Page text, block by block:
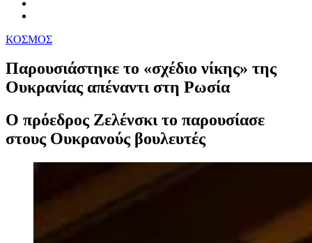
ΚΟΣΜΟΣ
Παρουσιάστηκε το «σχέδιο νίκης» της
Ουκρανίας απέναντι στη Ρωσία
Ο πρόεδρος Ζελένσκι το παρουσίασε
στους Ουκρανούς βουλευτές